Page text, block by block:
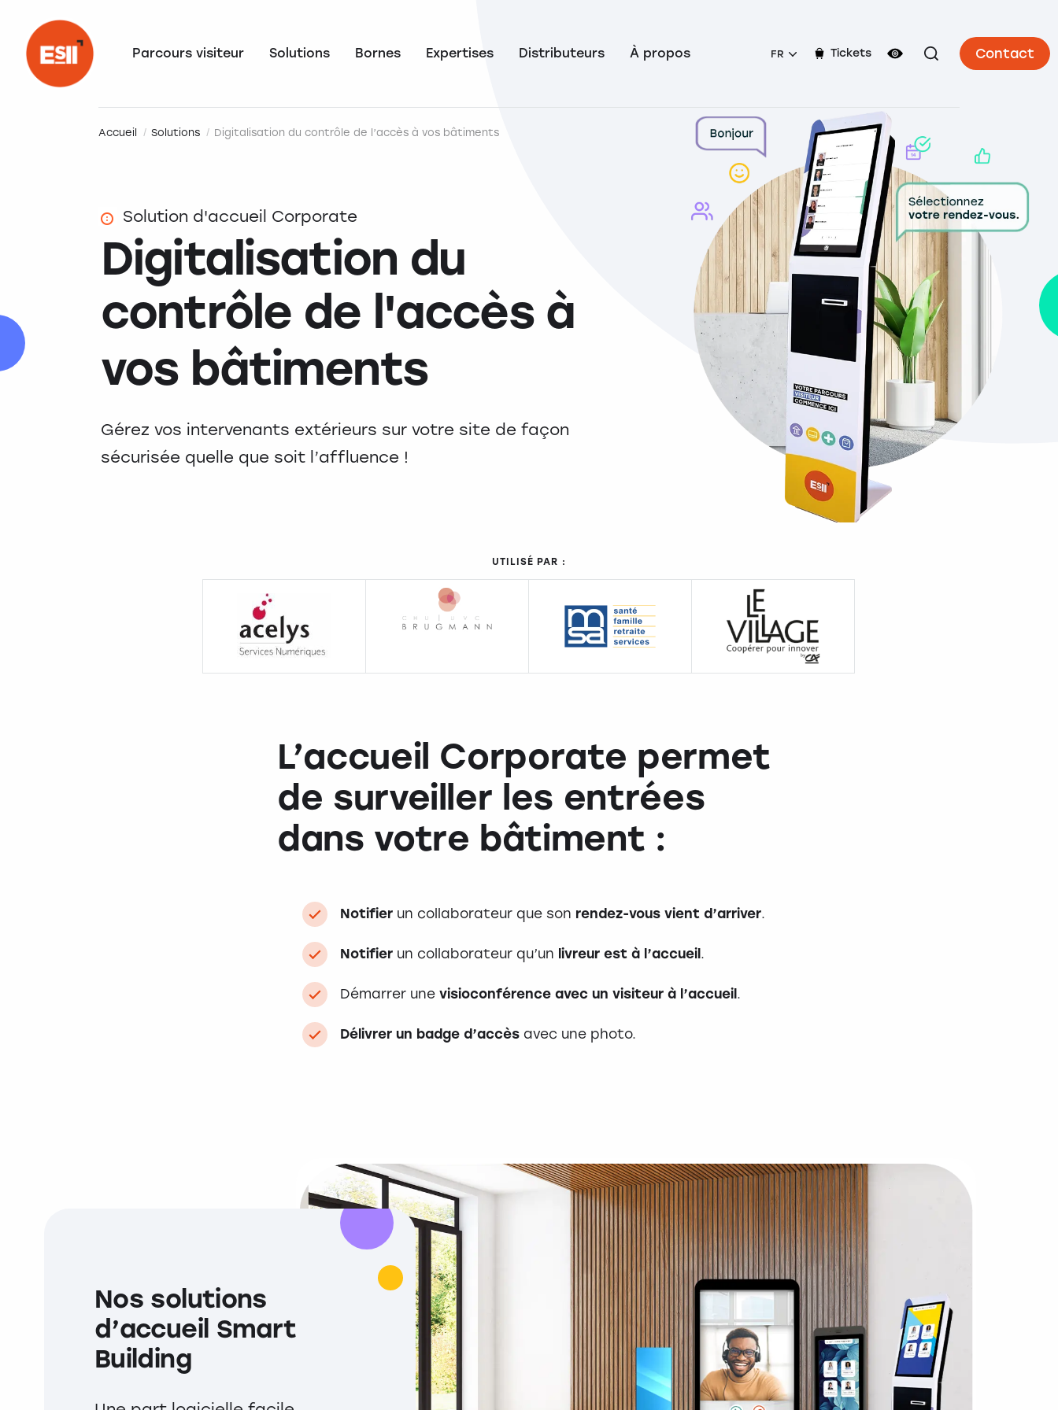
Parcours visiteur Solutions Bornes Expertises Distributeurs À propos FR Tickets Contact
Accueil Solutions Digitalisation du contrôle de l’accès à vos bâtiments
Solution d'accueil Corporate
Digitalisation du
contrôle de l'accès à
vos bâtiments
Gérez vos intervenants extérieurs sur votre site de façon
sécurisée quelle que soit l’affluence !
UTILISÉ PAR :
L’accueil Corporate permet
de surveiller les entrées
dans votre bâtiment :
Notifier un collaborateur que son rendez-vous vient d’arriver.
Notifier un collaborateur qu’un livreur est à l’accueil .
Démarrer une visioconférence avec un visiteur à l’accueil .
Délivrer un badge d’accès avec une photo.
Nos solutions
d’accueil Smart
Building